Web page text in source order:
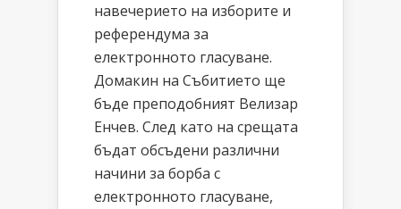
навечерието на изборите и
референдума за
електронното гласуване.
Домакин на Събитието ще
бъде преподобният Велизар
Енчев. След като на срещата
бъдат обсъдени различни
начини за борба с
електронното гласуване,